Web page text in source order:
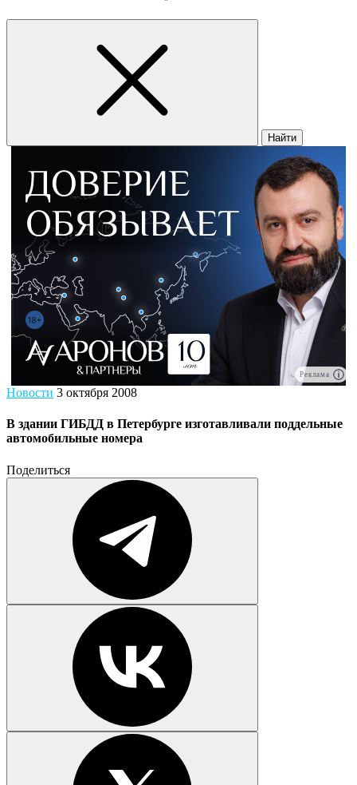
Найти
Реклама
Новости 3 октября 2008
В здании ГИБДД в Петербурге изготавливали поддельные
автомобильные номера
Поделиться